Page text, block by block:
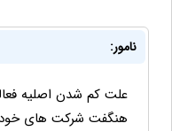
نامور:
علت کم شدن اصلیه
هنگفت شرکت های